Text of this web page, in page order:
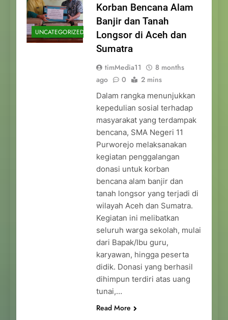
UNCATEGORIZED
Korban Bencana Alam
Banjir dan Tanah
Longsor di Aceh dan
Sumatra
timMedia11
8 months
ago
0 2 mins
Dalam rangka menunjukkan
kepedulian sosial terhadap
masyarakat yang terdampak
bencana, SMA Negeri 11
Purworejo melaksanakan
kegiatan penggalangan
donasi untuk korban
bencana alam banjir dan
tanah longsor yang terjadi di
wilayah Aceh dan Sumatra.
Kegiatan ini melibatkan
seluruh warga sekolah, mulai
dari Bapak/Ibu guru,
karyawan, hingga peserta
didik. Donasi yang berhasil
dihimpun terdiri atas uang
tunai,…
Read More